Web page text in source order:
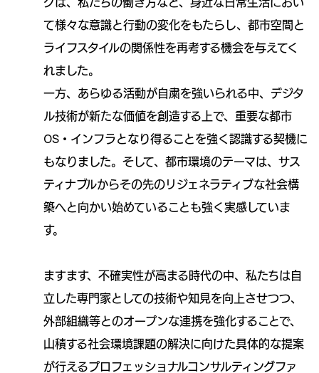
て様々な意識と行動の変化をもたらし、都市空間と
ライフスタイルの関係性を再考する機会を与えてく
れました。
一方、あらゆる活動が自粛を強いられる中、デジタ
ル技術が新たな価値を創造する上で、重要な都市
OS・インフラとなり得ることを強く認識する契機に
もなりました。そして、都市環境のテーマは、サス
ティナブルからその先のリジェネラティブな社会構
築へと向かい始めていることも強く実感していま
す。
ますます、不確実性が高まる時代の中、私たちは自
立した専門家としての技術や知見を向上させつつ、
外部組織等とのオープンな連携を強化することで、
山積する社会環境課題の解決に向けた具体的な提案
が行えるプロフェッショナルコンサルティングファ